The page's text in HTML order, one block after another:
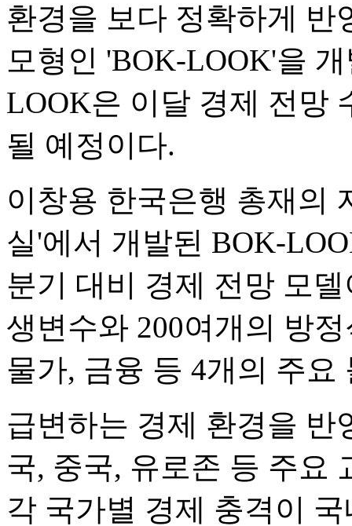
환경을 보다 정확하게 반
모형인 'BOK-LOOK'을
LOOK은 이달 경제 전망
될 예정이다.
이창용 한국은행 총재의
실'에서 개발된 BOK-
분기 대비 경제 전망 모
생변수와 200여개의 방
물가, 금융 등 4개의 주요
급변하는 경제 환경을 반
국, 중국, 유로존 등 주요
각 국가별 경제 충격이